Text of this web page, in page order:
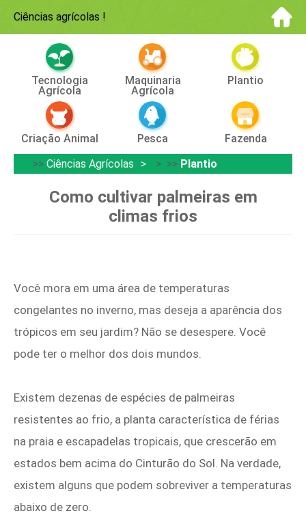
Ciências agrícolas !
Tecnologia
Agrícola
Maquinaria
Agrícola
Plantio
Criação Animal Pesca
Fazenda
>> Ciências Agrícolas > >> Plantio
Como cultivar palmeiras em
climas frios
Você mora em uma área de temperaturas
congelantes no inverno, mas deseja a aparência dos
trópicos em seu jardim? Não se desespere. Você
pode ter o melhor dos dois mundos.
Existem dezenas de espécies de palmeiras
resistentes ao frio, a planta característica de férias
na praia e escapadelas tropicais, que crescerão em
estados bem acima do Cinturão do Sol. Na verdade,
existem alguns que podem sobreviver a temperaturas
abaixo de zero.